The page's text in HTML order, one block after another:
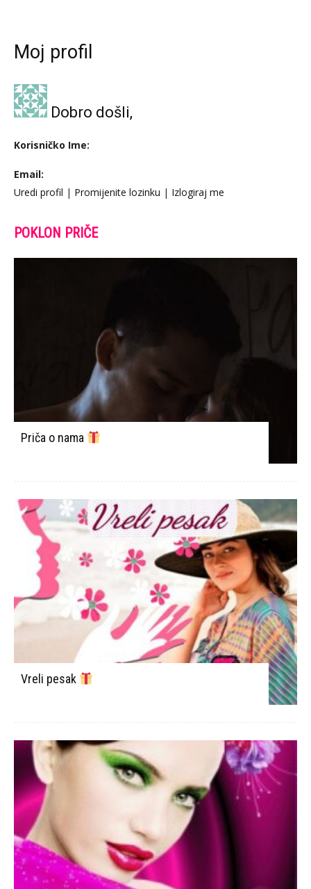
Moj profil
Dobro došli,
Korisničko Ime:
Email:
Uredi profil | Promijenite lozinku | Izlogiraj me
POKLON PRIČE
Priča o nama
Vreli pesak